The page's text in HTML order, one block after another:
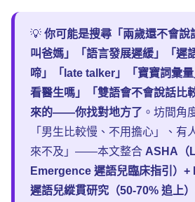
💡 你可能是搜尋「兩歲還不會說
叫爸媽」「語言發展遲緩」「遲
啼」「late talker」「寶寶詞彙
看醫生嗎」「雙語會不會說話比
來的——你找對地方了 。坊間角
「男生比較慢、不用擔心」、有
來不及」——本文整合 ASHA（
Emergence 遲語兒臨床指引）
遲語兒縱貫研究（50-70% 追上